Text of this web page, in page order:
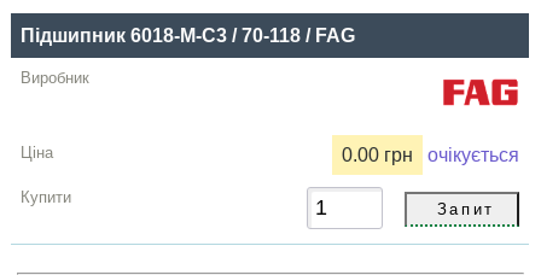
Підшипник 6018-M-C3 / 70-118 / FAG
0.00 грн очікується